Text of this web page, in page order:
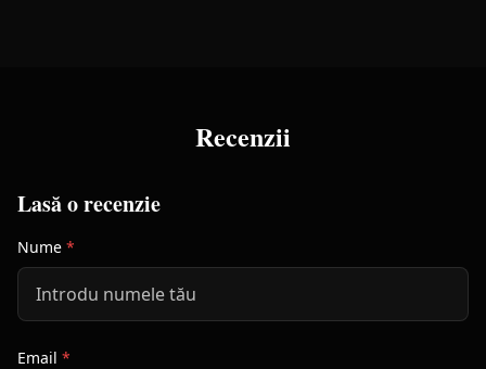
Recenzii
Lasă o recenzie
Nume *
Email *